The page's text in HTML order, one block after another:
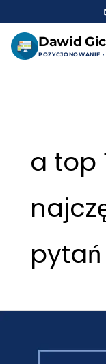
Dawid
POZYCJONOWANIE ·
a top
pytań